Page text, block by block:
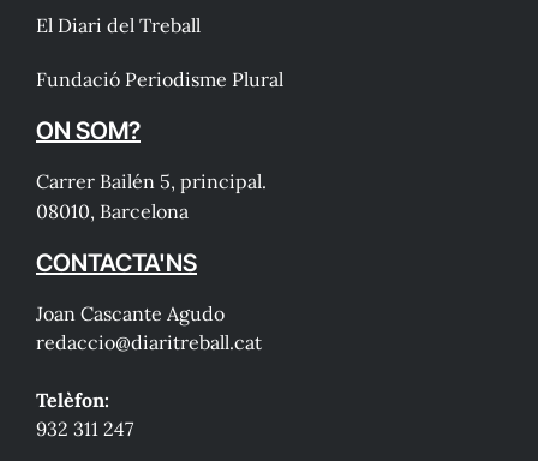
El Diari del Treball
Fundació Periodisme Plural
ON SOM?
Carrer Bailén 5, principal.
08010, Barcelona
CONTACTA'NS
Joan Cascante Agudo
redaccio@diaritreball.cat
Telèfon:
932 311 247